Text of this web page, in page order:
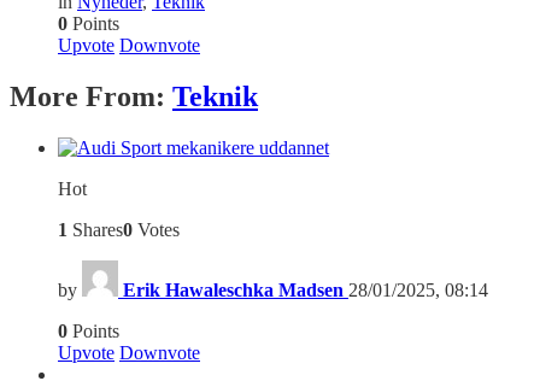
0 Points
Upvote Downvote
More From: Teknik
Hot
1 Shares0 Votes
by Erik Hawaleschka Madsen 28/01/2025, 08:14
0 Points
Upvote Downvote